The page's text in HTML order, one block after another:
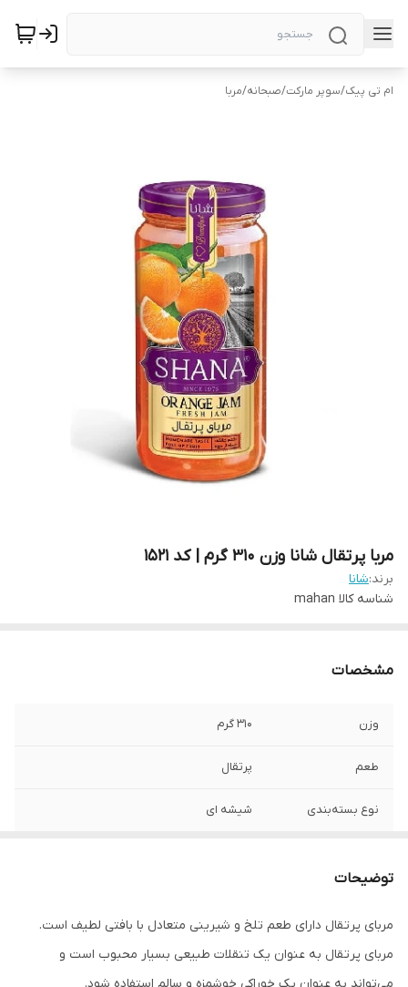
ام تی پیک/سوپر مارکت/صبحانه/مربا
مربا پرتقال شانا وزن 310 گرم | کد 1521
برند:شانا
شناسه کالا mahan
مشخصات
وزن 310 گرم
طعم پرتقال
نوع بسته‌بندی شیشه ای
توضیحات
مربای پرتقال دارای طعم تلخ و شیرینی متعادل با بافتی لطیف است.
مربای پرتقال به عنوان یک تنقلات طبیعی بسیار محبوب است و